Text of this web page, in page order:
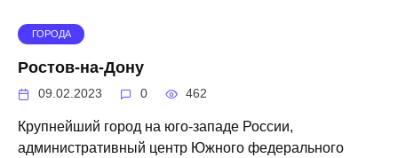
ГОРОДА
Ростов-на-Дону
09.02.2023 0 462
Крупнейший город на юго-западе России,
административный центр Южного федерального